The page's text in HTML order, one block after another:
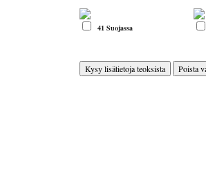
41 Suojassa